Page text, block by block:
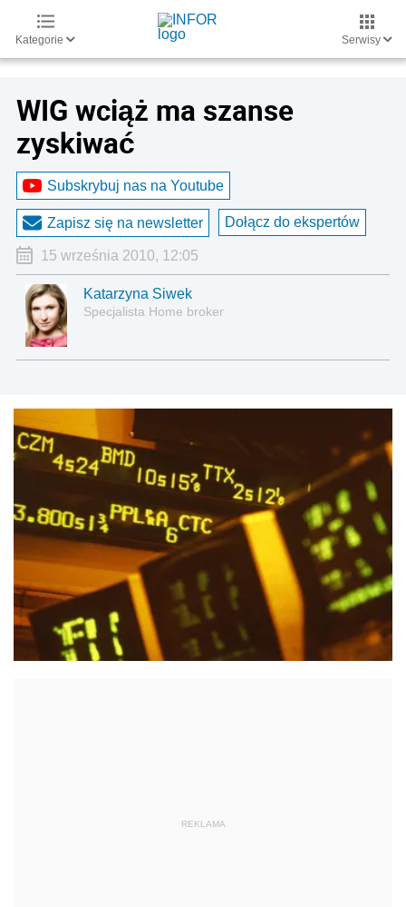
Kategorie Serwisy
WIG wciąż ma szanse
zyskiwać
Subskrybuj nas na Youtube
Zapisz się na newsletter Dołącz do ekspertów
15 września 2010, 12:05
Katarzyna Siwek
Specjalista Home broker